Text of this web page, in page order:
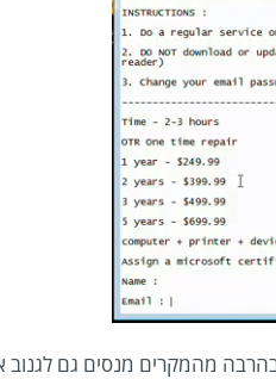
בהרבה מהמקרים מנסים גם לגנוב